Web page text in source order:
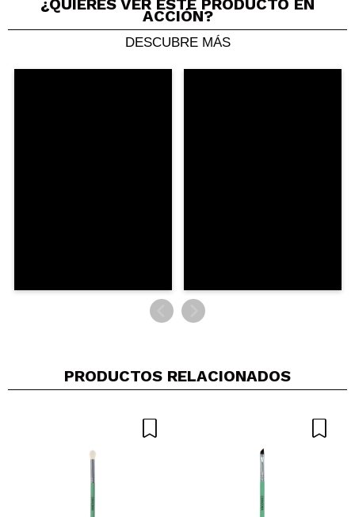
¿QUIERES VER ESTE PRODUCTO EN
ACCIÓN?
DESCUBRE MÁS
PRODUCTOS RELACIONADOS